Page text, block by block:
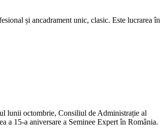
și ancadrament unic, clasic. Este lucrarea în
lunii octombrie, Consiliul de Administrație al
a 15-a aniversare a Seminee Expert în România.